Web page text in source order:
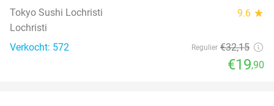
Tokyo Sushi Lochristi 9.6 star
Lochristi
Verkocht: 572
Regulier €32,15
€19,90